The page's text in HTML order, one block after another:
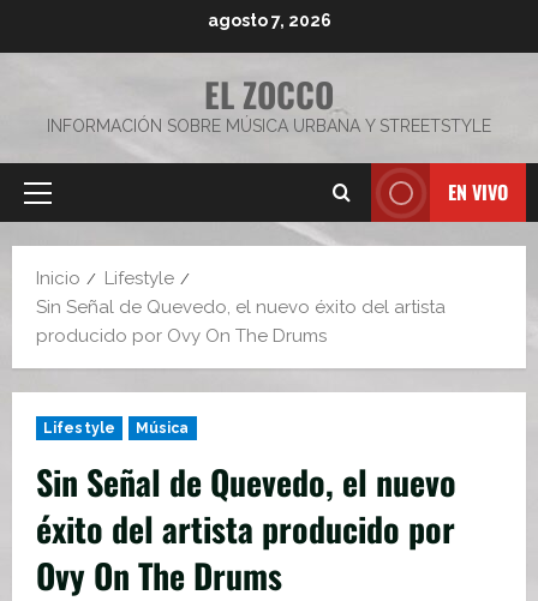
agosto 7, 2026
EL ZOCCO
INFORMACIÓN SOBRE MÚSICA URBANA Y STREETSTYLE
Menú
EN VIVO
Inicio
Lifestyle
Sin Señal de Quevedo, el nuevo éxito del artista
producido por Ovy On The Drums
Lifestyle Música
Sin Señal de Quevedo, el nuevo
éxito del artista producido por
Ovy On The Drums